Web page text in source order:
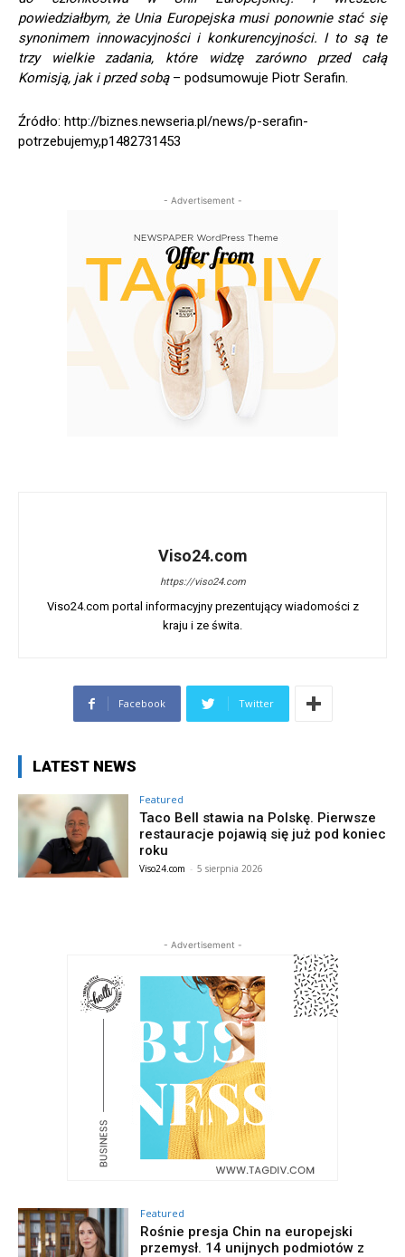
powiedziałbym, że Unia Europejska musi ponownie stać się
synonimem innowacyjności i konkurencyjności. I to są te
trzy wielkie zadania, które widzę zarówno przed całą
Komisją, jak i przed sobą – podsumowuje Piotr Serafin.
Źródło: http://biznes.newseria.pl/news/p-serafin-
potrzebujemy,p1482731453
- Advertisement -
Viso24.com
https://viso24.com
Viso24.com portal informacyjny prezentujący wiadomości z
kraju i ze świta.
Facebook Twitter
LATEST NEWS
Featured
Taco Bell stawia na Polskę. Pierwsze
restauracje pojawią się już pod koniec
roku
Viso24.com - 5 sierpnia 2026
- Advertisement -
Featured
Rośnie presja Chin na europejski
przemysł. 14 unijnych podmiotów z